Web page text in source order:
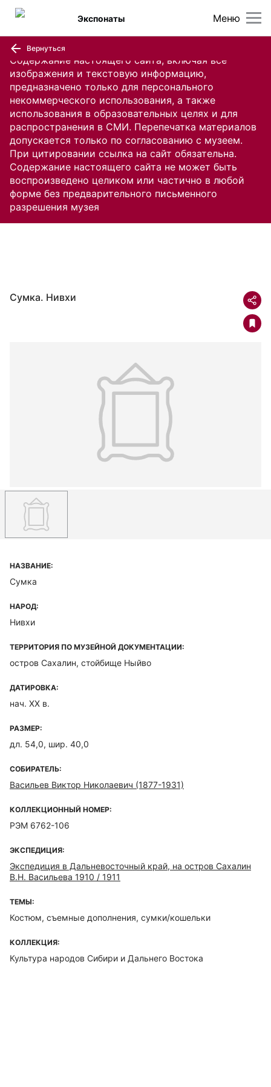
Содержание настоящего сайта, включая все
изображения и текстовую информацию,
предназначено только для персонального
некоммерческого использования, а также
использования в образовательных целях и для
распространения в СМИ. Перепечатка материалов
допускается только по согласованию с музеем.
При цитировании ссылка на сайт обязательна.
Содержание настоящего сайта не может быть
воспроизведено целиком или частично в любой
форме без предварительного письменного
разрешения музея
Меню
Экспонаты
Вернуться
Сумка. Нивхи
НАЗВАНИЕ:
Сумка
НАРОД:
Нивхи
ТЕРРИТОРИЯ ПО МУЗЕЙНОЙ ДОКУМЕНТАЦИИ:
остров Сахалин, стойбище Ныйво
ДАТИРОВКА:
нач. ХХ в.
РАЗМЕР:
дл. 54,0, шир. 40,0
СОБИРАТЕЛЬ:
Васильев Виктор Николаевич (1877-1931)
КОЛЛЕКЦИОННЫЙ НОМЕР:
РЭМ 6762-106
ЭКСПЕДИЦИЯ:
Экспедиция в Дальневосточный край, на остров Сахалин
В.Н. Васильева 1910 / 1911
ТЕМЫ:
Костюм, съемные дополнения, сумки/кошельки
КОЛЛЕКЦИЯ:
Культура народов Сибири и Дальнего Востока